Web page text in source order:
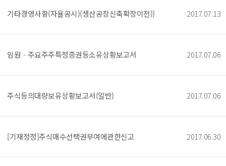
기타경영사항(자율공시)(생산공장신축확장이전)) 2017.07.13
임원ㆍ주요주주특정증권등소유상황보고서 2017.07.06
주식등의대량보유상황보고서(일반) 2017.07.06
[기재정정]주식매수선택권부여에관한신고 2017.06.30